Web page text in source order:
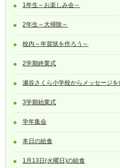
1年生～お楽しみ会～
2年生～大掃除～
校内～年賀状を作ろう～
2学期終業式
瀬谷さくら小学校からメッセージ
3学期始業式
学年集会
本日の給食
1月13日(火曜日)の給食